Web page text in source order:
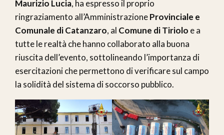
Maurizio Lucia, ha espresso il proprio
ringraziamento all’AmministrazioneProvinciale e
Comunale di Catanzaro, al Comune di Tiriolo e a
tutte le realtà che hanno collaborato alla buona
riuscita dell’evento, sottolineando l’importanza di
esercitazioni che permettono di verificare sul campo
la solidità del sistema di soccorso pubblico.